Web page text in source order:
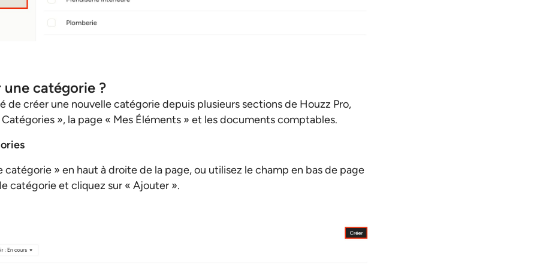
catégorie ?
de créer une nouvelle catégorie depuis plusieurs sections de Houzz Pro,
», la page « Mes Éléments » et les documents comptables.
catégorie » en haut à droite de la page, ou utilisez le champ en bas de page
catégorie et cliquez sur « Ajouter ».